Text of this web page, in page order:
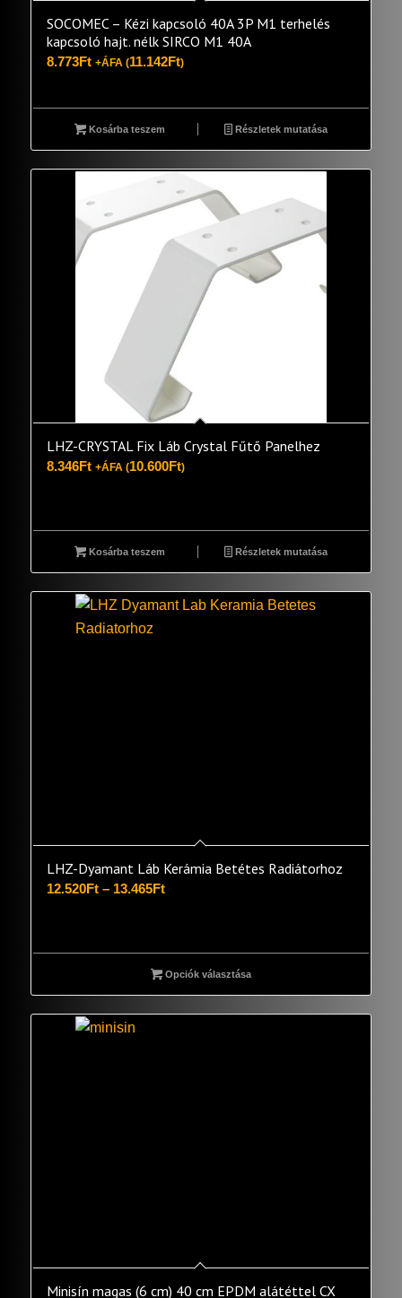
SOCOMEC – Kézi kapcsoló 40A 3P M1 terhelés
kapcsoló hajt. nélk SIRCO M1 40A
8.773Ft +ÁFA (11.142Ft)
Kosárba teszem Részletek mutatása
LHZ-CRYSTAL Fix Láb Crystal Fűtő Panelhez
8.346Ft +ÁFA (10.600Ft)
Kosárba teszem Részletek mutatása
LHZ-Dyamant Láb Kerámia Betétes Radiátorhoz
12.520Ft – 13.465FtÁrtartomány:
13.465Ft
Opciók választása
Minisín magas (6 cm) 40 cm EPDM alátéttel CX